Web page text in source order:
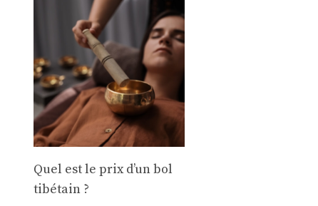
Quel est le prix d’un bol
tibétain ?